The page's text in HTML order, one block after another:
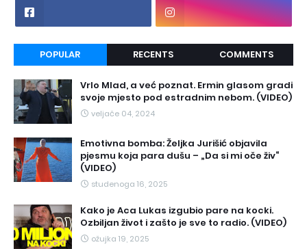
POPULAR RECENTS COMMENTS
Vrlo Mlad, a već poznat. Ermin glasom gradi
svoje mjesto pod estradnim nebom. (VIDEO)
veljače 04, 2024
Emotivna bomba: Željka Jurišić objavila
pjesmu koja para dušu – „Da si mi oče živ“
(VIDEO)
studenoga 16, 2025
Kako je Aca Lukas izgubio pare na kocki.
Ozbiljan život i zašto je sve to radio. (VIDEO)
ožujka 19, 2025